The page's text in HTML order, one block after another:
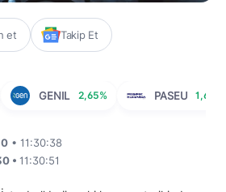
et Takip Et
GENIL 2,65% PASEU 1,63%
• 11:30:38
• 11:30:51